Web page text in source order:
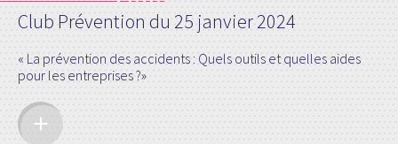
Club Prévention du 25 janvier 2024
« La prévention des accidents : Quels outils et quelles aides
pour les entreprises ?»